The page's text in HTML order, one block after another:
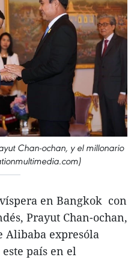
Chan-ochan, y el millonario
en Bangkok con
Prayut Chan-ochan,
Alibaba expresóla
país en el